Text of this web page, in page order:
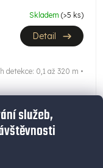
služeb,
A
Skladem (>5 ks)
Detail
0,1 až 320 m •